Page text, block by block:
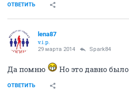
ОТВЕТИТЬ
lena87
v.i.p.
29 марта 2014 Spark84
Да помню Но это давно было
ОТВЕТИТЬ